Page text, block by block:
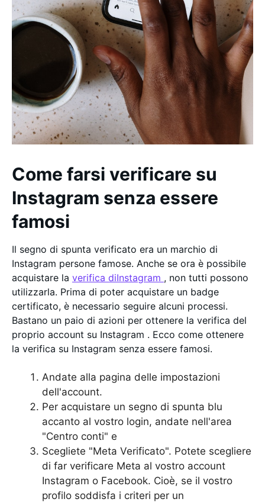
Come farsi verificare su
Instagram senza essere
famosi
Il segno di spunta verificato era un marchio di
Instagram persone famose. Anche se ora è possibile
acquistare la verifica diInstagram , non tutti possono
utilizzarla. Prima di poter acquistare un badge
certificato, è necessario seguire alcuni processi.
Bastano un paio di azioni per ottenere la verifica del
proprio account su Instagram . Ecco come ottenere
la verifica su Instagram senza essere famosi.
Andate alla pagina delle impostazioni
dell'account.
Per acquistare un segno di spunta blu
accanto al vostro login, andate nell'area
"Centro conti" e
Scegliete "Meta Verificato". Potete scegliere
di far verificare Meta al vostro account
Instagram o Facebook. Cioè, se il vostro
profilo soddisfa i criteri per un